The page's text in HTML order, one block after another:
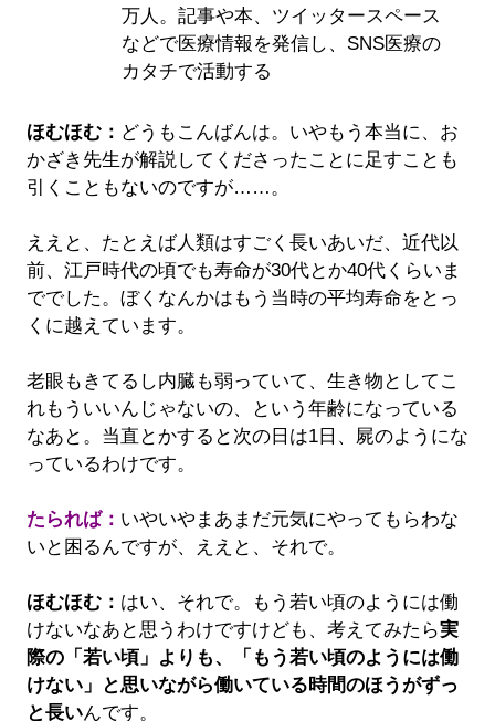
万人。記事や本、ツイッタースペース
などで医療情報を発信し、SNS医療の
カタチで活動する
ほむほむ： どうもこんばんは。いやもう本当に、お
かざき先生が解説してくださったことに足すことも
引くこともないのですが……。
ええと、たとえば人類はすごく長いあいだ、近代以
前、江戸時代の頃でも寿命が30代とか40代くらいま
ででした。ぼくなんかはもう当時の平均寿命をとっ
くに越えています。
老眼もきてるし内臓も弱っていて、生き物としてこ
れもういいんじゃないの、という年齢になっている
なあと。当直とかすると次の日は1日、屍のようにな
っているわけです。
たられば： いやいやまあまだ元気にやってもらわな
いと困るんですが、ええと、それで。
ほむほむ： はい、それで。もう若い頃のようには働
けないなあと思うわけですけども、考えてみたら実
際の「若い頃」よりも、「もう若い頃のようには働
けない」と思いながら働いている時間のほうがずっ
と長いんです。